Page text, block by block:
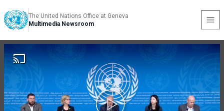
The United Nations Office at Geneva
Multimedia Newsroom